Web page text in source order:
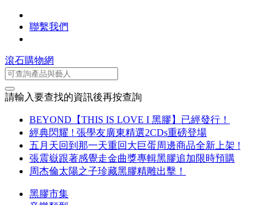
聯繫我們
滾石購物網
請輸入要查找的資訊後再按查詢
BEYOND【THIS IS LOVE I 黑膠】已經發行！
經典閃耀 ! 張學友廣東精選2CDs重磅登場
五月天回到那一天重回大巨蛋周邊商品全新上架 !
張震嶽跟著感覺走金曲獎專輯黑膠追加限時預購
周杰倫太陽之子珍藏黑膠精雕出擊！
黑膠市集